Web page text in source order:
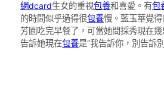
網dcard生女的重視包養和喜愛。有包
的時間似乎過得很包養慢。藍玉華覺
芳園吃完早餐了，可當她問採秀現在幾
告訴她現在包養是“我告訴你，別告訴